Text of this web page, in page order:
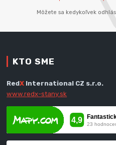
Môžete sa kedykoľvek
KTO SME
RedX International CZ s.r.o.
www.redx-stany.sk